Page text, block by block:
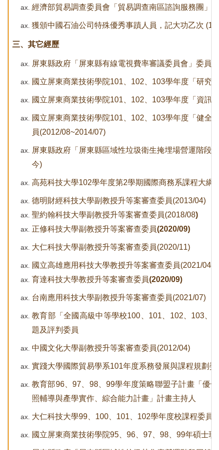
經濟部貿易調查委員會「貿易調查南區諮詢服務團」
獲頒中國石油公司特殊優秀事蹟人員，記大功乙次
三、其它經歷
屏東縣政府「屏東縣有線電視費率審議委員會」委員
國立屏東商業技術學院101、102、103學年度「研究
國立屏東商業技術學院101、102、103學年度「資訊
國立屏東商業技術學院101、102、103學年度「健全
員(2012/08~2014/07)
屏東縣政府「屏東縣區域性垃圾衛生掩埋場營運階段
今)
高苑科技大學102學年度第2學期國際商務系課程大綱
德明財經科技大學副教授升等案審查委員(2013/04)
聖約翰科技大學副教授升等案審查委員(2018/08)
正修科技大學副教授升等案審查委員(2020/09)
大仁科技大學副教授升等案審查委員(2020/11)
國立高雄應用科技大學教授升等案審查委員(2021/04)
育達科技大學教授升等案審查委員(2020/09)
台南應用科技大學副教授升等案審查委員(2021/07)
教育部「全國高級中等學校100、101、102、103、
題及評判委員
中國文化大學副教授升等案審查委員(2012/04)
實踐大學國際貿易學系101年度系務發展與課程規劃委
教育部96、97、98、99學年度策略聯盟子計畫「優
照輔導與產學實作、綜合能力計畫」計畫主持人
大仁科技大學99、100、101、102學年度校課程委員
國立屏東商業技術學院95、96、97、98、99年碩士